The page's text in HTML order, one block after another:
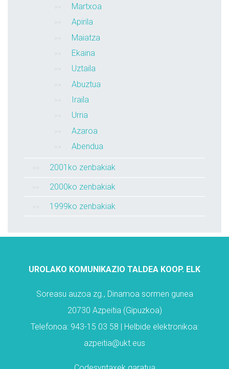
Martxoa
Apirila
Maiatza
Ekaina
Uztaila
Abuztua
Iraila
Urria
Azaroa
Abendua
2001ko zenbakiak
2000ko zenbakiak
1999ko zenbakiak
UROLAKO KOMUNIKAZIO TALDEA KOOP. ELK
Soreasu auzoa zg., Dinamoa sormen gunea
20730 Azpeitia (Gipuzkoa)
Telefonoa: 943-15 03 58 | Helbide elektronikoa:
azpeitia@ukt.eus